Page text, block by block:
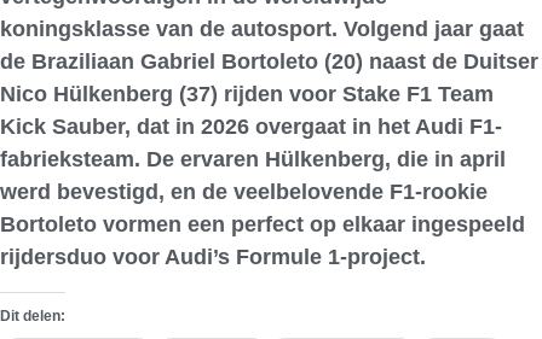
koningsklasse van de autosport. Volgend jaar gaat
de Braziliaan Gabriel Bortoleto (20) naast de Duitser
Nico Hülkenberg (37) rijden voor Stake F1 Team
Kick Sauber, dat in 2026 overgaat in het Audi F1-
fabrieksteam. De ervaren Hülkenberg, die in april
werd bevestigd, en de veelbelovende F1-rookie
Bortoleto vormen een perfect op elkaar ingespeeld
rijdersduo voor Audi’s Formule 1-project.
Dit delen: